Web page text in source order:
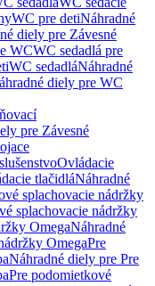
WC pre detiNáhradné
diely pre Závesné
WCWC sedadlá pre
WC sedadláNáhradné
diely pre WC
pre Závesné
Ovládacie
tlačidláNáhradné
splachovacie nádržky
splachovacie nádržky
OmegaNáhradné
OmegaPre
Náhradné diely pre Pre
Pre podomietkové